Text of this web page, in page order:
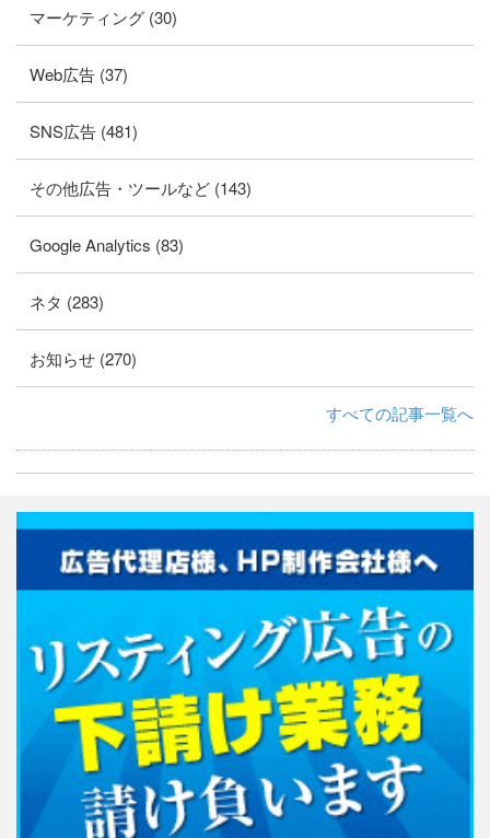
マーケティング (30)
Web広告 (37)
SNS広告 (481)
その他広告・ツールなど (143)
Google Analytics (83)
ネタ (283)
お知らせ (270)
すべての記事一覧へ